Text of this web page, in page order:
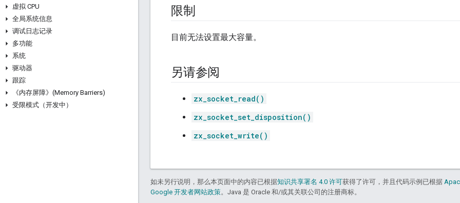
虚拟 CPU
全局系统信息
调试日志记录
多功能
系统
驱动器
跟踪
《内存屏障》(Memory Barriers)
受限模式（开发中）
限制
目前无法设置最大容量。
另请参阅
zx_socket_read()
zx_socket_set_disposition()
zx_socket_write()
如未另行说明，那么本页面中的内容已根据知识共享署名 4.0 许可获得了许可，并且代码示例已根据
Google 开发者网站政策。Java 是 Oracle 和/或其关联公司的注册商标。